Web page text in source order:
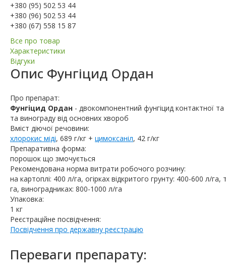
+380 (95) 502 53 44
+380 (96) 502 53 44
+380 (67) 558 15 87
Все про товар
Характеристики
Відгуки
Опис Фунгіцид Ордан
Про препарат:
Фунгіцид Ордан - двокомпонентний фунгіцид контактної та
та винограду від основних хвороб
Вміст діючої речовини:
хлорокис міді, 689 г/кг + цимоксаніл, 42 г/кг
Препаративна форма:
порошок що змочується
Рекомендована норма витрати робочого розчину:
на картоплі: 400 л/га, огірках відкритого грунту: 400-600 л/
га, виноградниках: 800-1000 л/га
Упаковка:
1 кг
Реєстраційне посвідчення:
Посвідчення про державну реєстрацію
Переваги препарату: